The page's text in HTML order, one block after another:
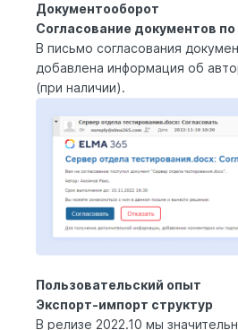
Документооборот
Согласование документов
В письмо согласования
добавлена информация об
(при наличии).
Пользовательский опыт
Экспорт-импорт структур
В релизе 2022.10 мы